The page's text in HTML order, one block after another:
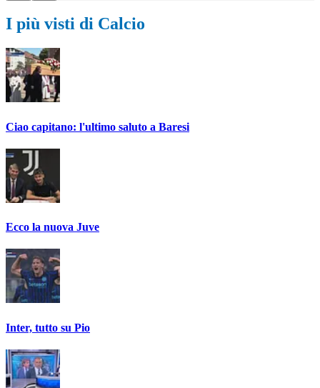
I più visti di Calcio
Ciao capitano: l'ultimo saluto a Baresi
Ecco la nuova Juve
Inter, tutto su Pio